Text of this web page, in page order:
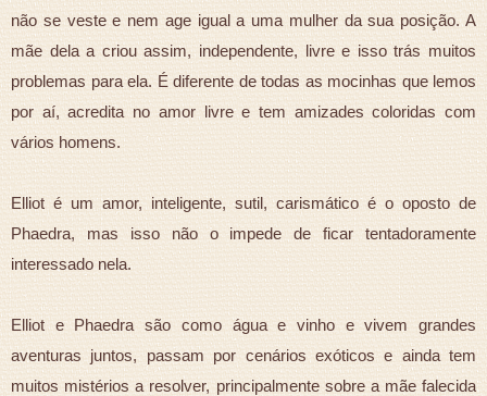
não se veste e nem age igual a uma mulher da sua posição. A
mãe dela a criou assim, independente, livre e isso trás muitos
problemas para ela. É diferente de todas as mocinhas que lemos
por aí, acredita no amor livre e tem amizades coloridas com
vários homens.
Elliot é um amor, inteligente, sutil, carismático é o oposto de
Phaedra, mas isso não o impede de ficar tentadoramente
interessado nela.
Elliot e Phaedra são como água e vinho e vivem grandes
aventuras juntos, passam por cenários exóticos e ainda tem
muitos mistérios a resolver, principalmente sobre a mãe falecida